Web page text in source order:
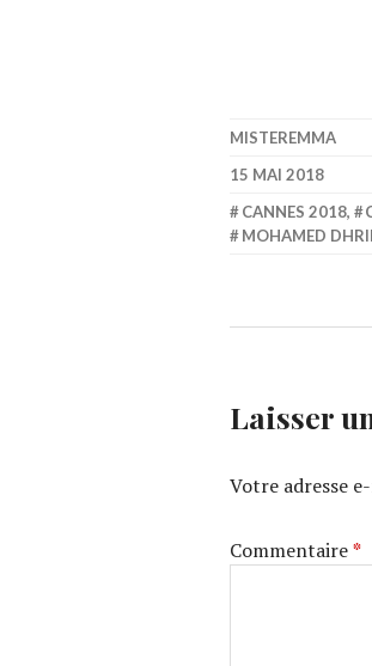
MISTEREMMA
15 MAI 2018
CANNES 2018,
MOHAMED
Laisser
Votre adresse
Commentaire*